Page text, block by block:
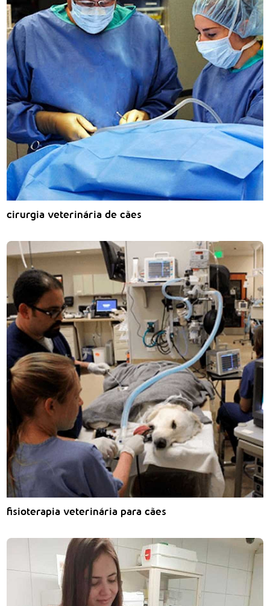
cirurgia veterinária de cães
fisioterapia veterinária para cães